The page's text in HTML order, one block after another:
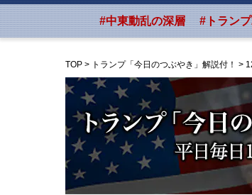
#中東動乱の深層 #トラン
TOP > トランプ「今日のつぶやき」解説付！ >